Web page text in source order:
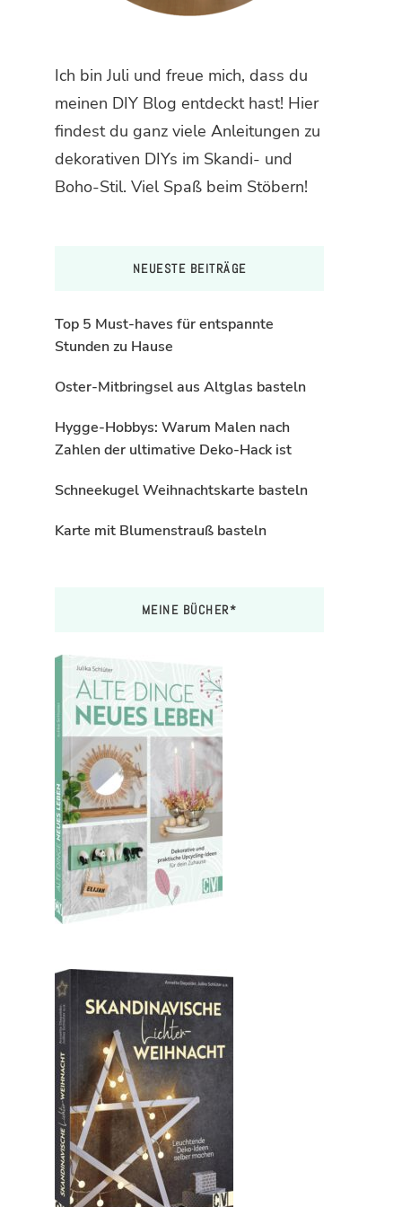
Ich bin Juli und freue mich, dass du
meinen DIY Blog entdeckt hast! Hier
findest du ganz viele Anleitungen zu
dekorativen DIYs im Skandi- und
Boho-Stil. Viel Spaß beim Stöbern!
NEUESTE BEITRÄGE
Top 5 Must-haves für entspannte
Stunden zu Hause
Oster-Mitbringsel aus Altglas basteln
Hygge-Hobbys: Warum Malen nach
Zahlen der ultimative Deko-Hack ist
Schneekugel Weihnachtskarte basteln
Karte mit Blumenstrauß basteln
MEINE BÜCHER*